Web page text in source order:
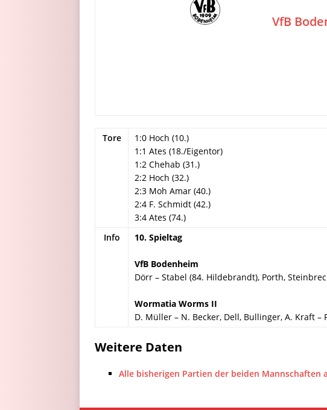
VfB
Tore
1:0 Hoch (10.)
1:1 Ates (18./Eigentor)
1:2 Chehab (31.)
2:2 Hoch (32.)
2:3 Moh Amar (40.)
2:4 F. Schmidt (42.)
3:4 Ates (74.)
Info
10. Spieltag
VfB Bodenheim
Dörr – Stabel (84. Hildebrandt), Porth,
Wormatia Worms II
D. Müller – N. Becker, Dell, Bullinger, A. Kraft –
Weitere Daten
Alle bisherigen Partien der beiden Mannschaften